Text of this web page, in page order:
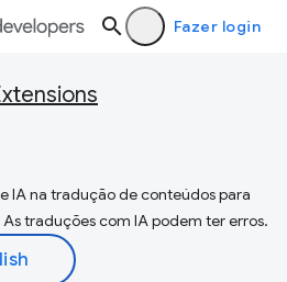
Fazer login
IA na tradução de conteúdos para
traduções com IA podem ter erros.